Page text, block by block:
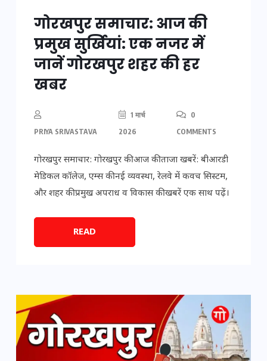
गोरखपुर समाचार: आज की
प्रमुख सुर्खियां: एक नजर में
जानें गोरखपुर शहर की हर
खबर
PRIYA SRIVASTAVA
1 मार्च
2026
0
COMMENTS
गोरखपुर समाचार: गोरखपुर की आज की ताजा खबरें: बीआरडी
मेडिकल कॉलेज, एम्स की नई व्यवस्था, रेलवे में कवच सिस्टम,
और शहर की प्रमुख अपराध व विकास की खबरें एक साथ पढ़ें।
READ